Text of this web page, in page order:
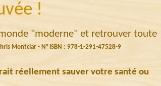
!
"moderne" et retrouver toute
Montclar - N° ISBN : 978-1-291-47528-9
réellement sauver votre santé ou